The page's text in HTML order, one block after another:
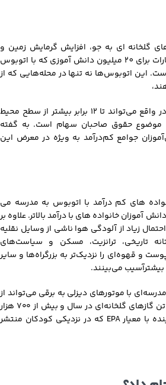
گلخانه ای به جو، افزایش گرمایش زمین و
خطرات مرتبط با آن، این انتشارات برای 20 میلیون دانش آموزی که با اتوبوس
این اتوبوس‌ها نه تنها در محله‌هایی که از
بلکه آلودگی داخل اتوبوس در واقع می‌تواند تا ۱۲ برابر بیشتر از سطح محیط
موضوع حقوق صاحبان سهام است. به گفته
جوامع کم‌درآمد به ویژه در معرض این
های کم درآمد با اتوبوس به مدرسه می
که 45 درصد از دانش آموزان خانواده های با درآمد بالاتر. علاوه بر
زیاد از آلودگی هوا ناشی از وسایل نقلیه
تاریخی، ترانزیت، مسکن و سیاست‌های
و قهوه‌ای را نزدیک‌تر به بزرگراه‌ها و سایر
بیشترآسیب می‌بینند.
با موتورهای دیزلی به برقی می‌تواند از
انتشار میانگین ۵.۳ میلیون تن گازهای گلخانه‌ای در سال و بیش از ۷۰۰ هزار
پوند [۳۱۷،۵۱۴ کیلوگرم] آلاینده با معیار EPA که در نزدیکی کودکان منتشر